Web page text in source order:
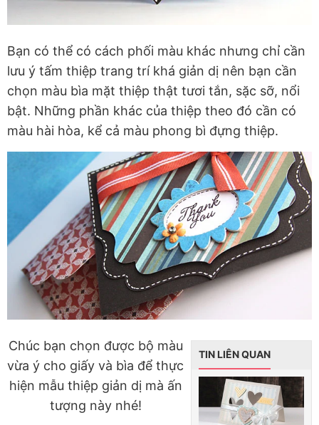
Bạn có thể có cách phối màu khác nhưng chỉ cần
lưu ý tấm thiệp trang trí khá giản dị nên bạn cần
chọn màu bìa mặt thiệp thật tươi tắn, sặc sỡ, nổi
bật. Những phần khác của thiệp theo đó cần có
màu hài hòa, kể cả màu phong bì đựng thiệp.
TIN LIÊN QUAN
Chúc bạn chọn được bộ màu
vừa ý cho giấy và bìa để thực
hiện mẫu thiệp giản dị mà ấn
tượng này nhé!